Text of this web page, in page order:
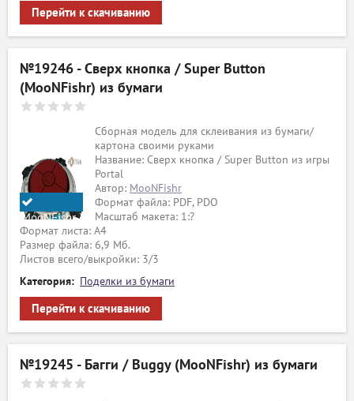
Перейти к скачиванию
№19246 - Сверх кнопка / Super Button
(MooNFishr) из бумаги
MooNFishr
Сборная модель для склеивания из бумаги/
картона своими руками
Название: Сверх кнопка / Super Button из игры
Portal
Автор: MooNFishr
Формат файла: PDF, PDO
Масштаб макета: 1:?
Формат листа: А4
Размер файла: 6,9 Мб.
Листов всего/выкройки: 3/3
Категория: Поделки из бумаги
Перейти к скачиванию
№19245 - Багги / Buggy (MooNFishr) из бумаги